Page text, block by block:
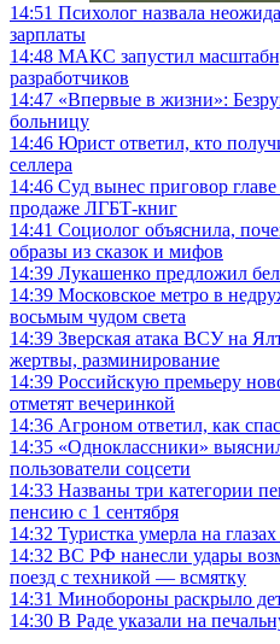
14:51 Психолог назвала
зарплаты
14:48 МАКС запустил
разработчиков
14:47 «Впервые в жизни»:
больницу
14:46 Юрист ответил, кто
селлера
14:46 Суд вынес приговор
продаже ЛГБТ-книг
14:41 Социолог объяснила,
образы из сказок и мифов
14:39 Лукашенко предложил
14:39 Московское метро в
восьмым чудом света
14:39 Зверская атака ВСУ на
жертвы, разминирование
14:39 Российскую премьеру
отметят вечеринкой
14:36 Агроном ответил, как
14:35 «Одноклассники»
пользователи соцсети
14:33 Названы три категории
пенсию с 1 сентября
14:32 Туристка умерла на
14:32 ВС РФ нанесли удары
поезд с техникой — всмятку
14:31 Минобороны раскрыло
14:30 В Раде указали на